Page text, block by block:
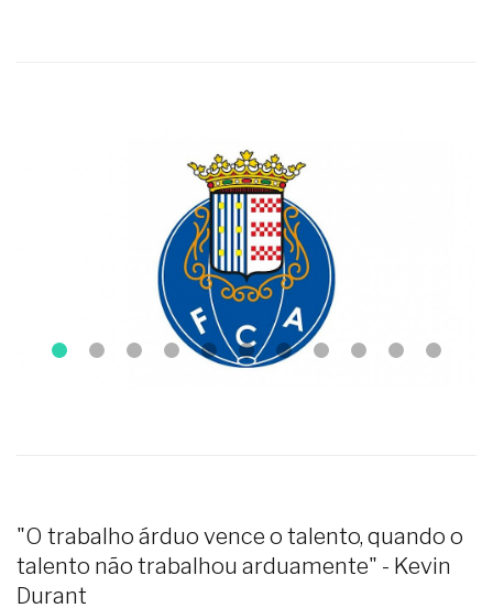
"O trabalho árduo vence o talento, quando o
talento não trabalhou arduamente" - Kevin
Durant